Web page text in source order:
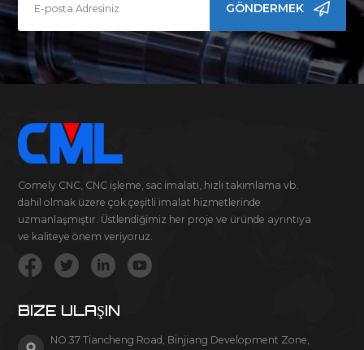
GÖNDERMEK
Comely CNC, CNC işleme, sac imalatı, hızlı takımlama vb.
dahil olmak üzere çok çeşitli imalat hizmetlerinde
uzmanlaşmıştır. Üstlendiğimiz her proje ve üründe ayrıntıya
ve kaliteye önem veriyoruz.
BIZE ULAŞIN
NO.37 Tiancheng Road, Binjiang Development Zone,